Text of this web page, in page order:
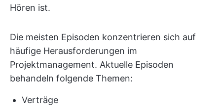
Hören ist.
Die meisten Episoden konzentrieren sich auf
häufige Herausforderungen im
Projektmanagement. Aktuelle Episoden
behandeln folgende Themen:
Verträge